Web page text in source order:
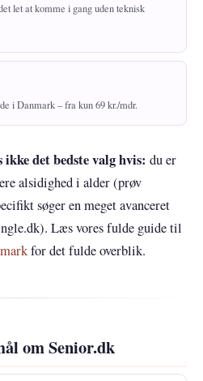
let at komme i gang uden teknisk
i Danmark – fra kun 69 kr./mdr.
det bedste valg hvis: du er
alsidighed i alder (prøv
søger en meget avanceret
Læs vores fulde guide til
for det fulde overblik.
om Senior.dk